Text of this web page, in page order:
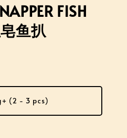
FISH
鱼扒
(2 - 3 pcs)